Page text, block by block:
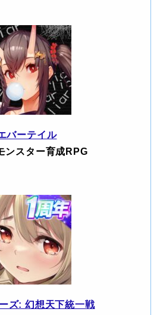
バーテイル
ンスター育成RPG
ズ: 幻想天下統一戦